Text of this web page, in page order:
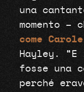
una
momento –
come
Hayley. “E
fosse una
perché